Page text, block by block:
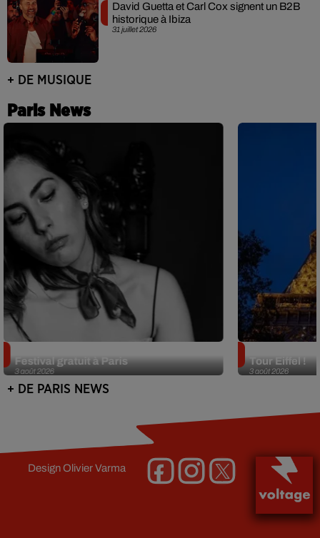
31 juillet 2026
David Guetta et Carl Cox signent un B2B
historique à Ibiza
+ DE MUSIQUE
Paris News
3 août 2026
Festival gratuit à Paris
3 août 2026
Tour Eiffel !
+ DE PARIS NEWS
DesignOlivier Varma